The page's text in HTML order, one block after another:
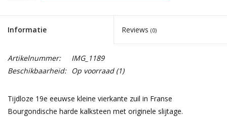
Informatie Reviews (0)
Artikelnummer:
IMG_1189
Beschikbaarheid: Op voorraad(1)
Tijdloze 19e eeuwse kleine vierkante zuil in Franse
Bourgondische harde kalksteen met originele slijtage.